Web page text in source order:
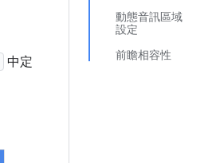
動態音訊區域
設定
前瞻相容性
中定